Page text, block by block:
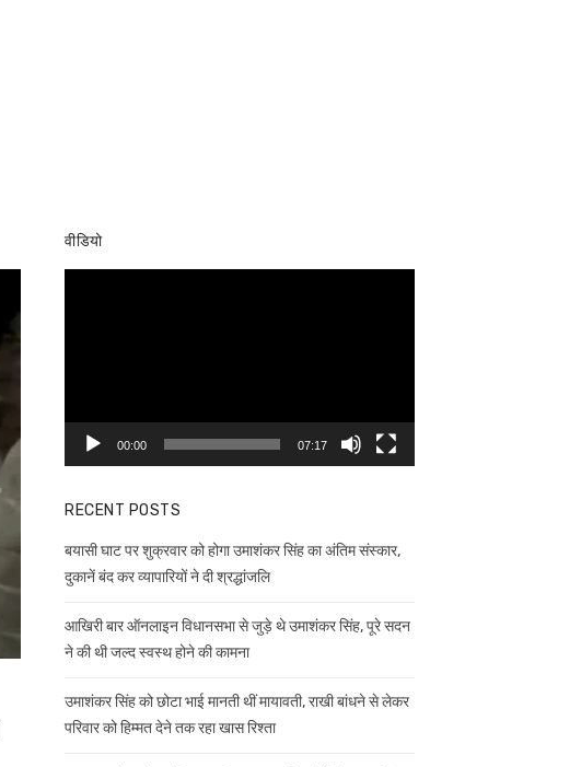
वीडियो
00:00 07:17
RECENT POSTS
बयासी घाट पर शुक्रवार को होगा उमाशंकर सिंह का अंतिम संस्कार,
दुकानें बंद कर व्यापारियों ने दी श्रद्धांजलि
आखिरी बार ऑनलाइन विधानसभा से जुड़े थे उमाशंकर सिंह, पूरे सदन
ने की थी जल्द स्वस्थ होने की कामना
उमाशंकर सिंह को छोटा भाई मानती थीं मायावती, राखी बांधने से लेकर
परिवार को हिम्मत देने तक रहा खास रिश्ता